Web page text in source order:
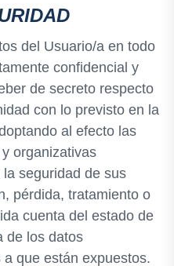
del Usuario/a en todo
confidencial y
de secreto respecto
con lo previsto en la
al efecto las
organizativas
seguridad de sus
pérdida, tratamiento o
cuenta del estado de
de los datos
que están expuestos.